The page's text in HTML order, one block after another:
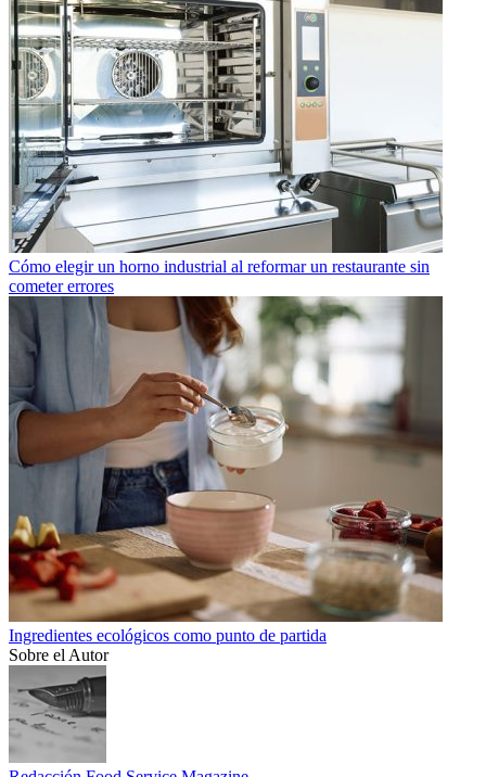
Cómo elegir un horno industrial al reformar un restaurante sin
cometer errores
Ingredientes ecológicos como punto de partida
Sobre el Autor